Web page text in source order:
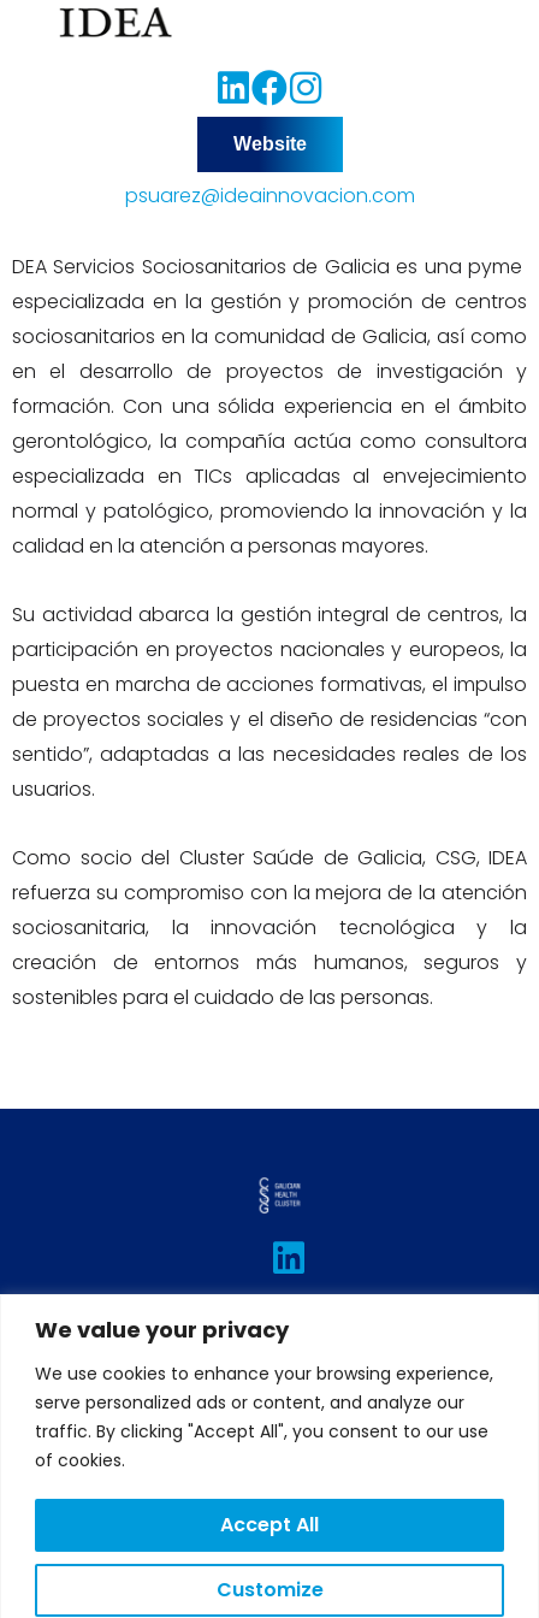
We value your privacy
We use cookies to enhance your browsing experience,
serve personalized ads or content, and analyze our
traffic. By clicking "Accept All", you consent to our use
of cookies.
Customize
Accept All
Website
psuarez@ideainnovacion.com
DEA Servicios Sociosanitarios de Galicia es una pyme
especializada en la gestión y promoción de centros
sociosanitarios en la comunidad de Galicia, así como
en el desarrollo de proyectos de investigación y
formación. Con una sólida experiencia en el ámbito
gerontológico, la compañía actúa como consultora
especializada en TICs aplicadas al envejecimiento
normal y patológico, promoviendo la innovación y la
calidad en la atención a personas mayores.
Su actividad abarca la gestión integral de centros, la
participación en proyectos nacionales y europeos, la
puesta en marcha de acciones formativas, el impulso
de proyectos sociales y el diseño de residencias “con
sentido”, adaptadas a las necesidades reales de los
usuarios.
Como socio del Cluster Saúde de Galicia, CSG, IDEA
refuerza su compromiso con la mejora de la atención
sociosanitaria, la innovación tecnológica y la
creación de entornos más humanos, seguros y
sostenibles para el cuidado de las personas.
L
i
n
k
e
d
i
n
I
n
s
t
a
g
r
a
m
T
w
i
t
t
e
r
F
a
c
e
b
o
o
k
Y
o
u
t
u
b
e